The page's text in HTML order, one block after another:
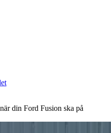
din Ford Fusion ska på